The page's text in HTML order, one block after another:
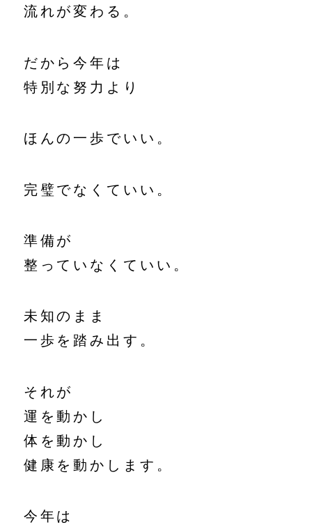
流れが変わる。
だから今年は
特別な努力より
ほんの一歩でいい。
完璧でなくていい。
準備が
整っていなくていい。
未知のまま
一歩を踏み出す。
それが
運を動かし
体を動かし
健康を動かします。
今年は